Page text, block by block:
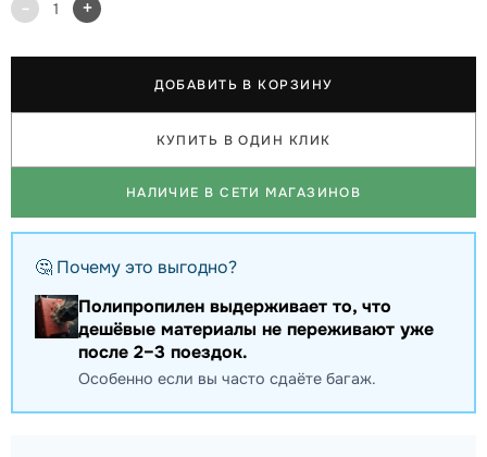
- 1 +
ДОБАВИТЬ В КОРЗИНУ
КУПИТЬ В ОДИН КЛИК
НАЛИЧИЕ В СЕТИ МАГАЗИНОВ
🤔 Почему это выгодно?
Полипропилен выдерживает то, что
дешёвые материалы не переживают уже
после 2–3 поездок.
Особенно если вы часто сдаёте багаж.